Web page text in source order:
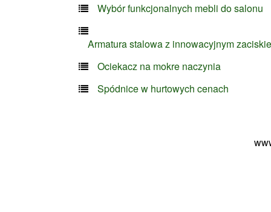
Wybór funkcjonalnych mebli do salonu
Armatura stalowa z innowacyjnym
Ociekacz na mokre naczynia
Spódnice w hurtowych cenach